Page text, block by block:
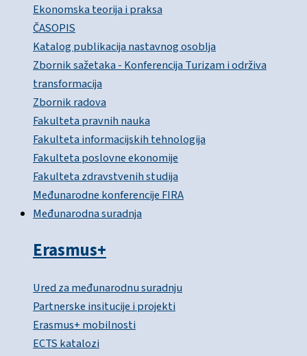
Ekonomska teorija i praksa
ČASOPIS
Katalog publikacija nastavnog osoblja
Zbornik sažetaka - Konferencija Turizam i održiva
transformacija
Zbornik radova
Fakulteta pravnih nauka
Fakulteta informacijskih tehnologija
Fakulteta poslovne ekonomije
Fakulteta zdravstvenih studija
Međunarodne konferencije FIRA
Međunarodna suradnja
Erasmus+
Ured za međunarodnu suradnju
Partnerske insitucije i projekti
Erasmus+ mobilnosti
ECTS katalozi